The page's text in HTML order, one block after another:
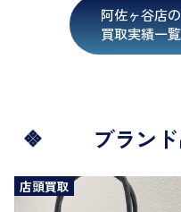
阿佐ヶ谷店の
買取実績一
ブラン
店頭買取